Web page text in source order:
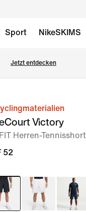
Sport NikeSKIMS
Jetzt entdecken
Victory
Herren-
52